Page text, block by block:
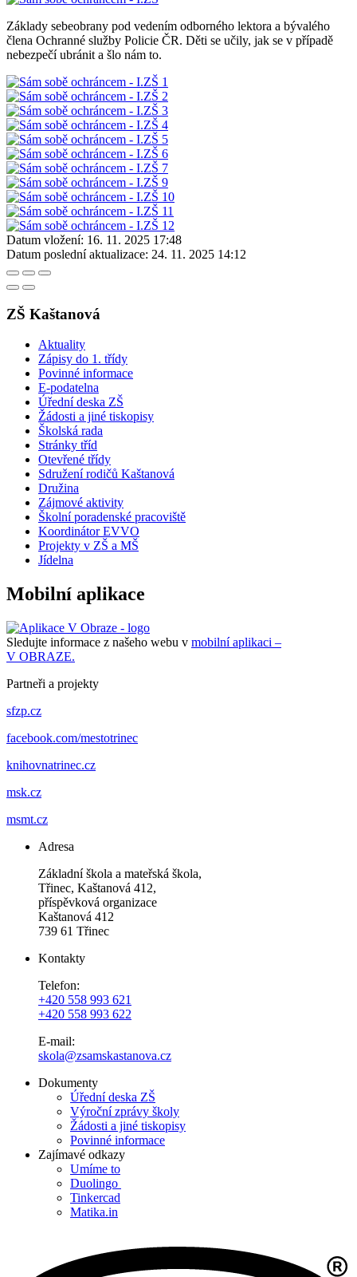
Základy sebeobrany pod vedením odborného lektora a bývalého
člena Ochranné služby Policie ČR. Děti se učily, jak se v případě
nebezpečí ubránit a šlo nám to.
Datum vložení: 16. 11. 2025 17:48
Datum poslední aktualizace: 24. 11. 2025 14:12
ZŠ Kaštanová
Aktuality
Zápisy do 1. třídy
Povinné informace
E-podatelna
Úřední deska ZŠ
Žádosti a jiné tiskopisy
Školská rada
Stránky tříd
Otevřené třídy
Sdružení rodičů Kaštanová
Družina
Zájmové aktivity
Školní poradenské pracoviště
Koordinátor EVVO
Projekty v ZŠ a MŠ
Jídelna
Mobilní aplikace
Sledujte informace z našeho webu v mobilní aplikaci –
V OBRAZE.
Partneři a projekty
sfzp.cz
facebook.com/mestotrinec
knihovnatrinec.cz
msk.cz
msmt.cz
Adresa
Základní škola a mateřská škola,
Třinec, Kaštanová 412,
příspěvková organizace
Kaštanová 412
739 61 Třinec
Kontakty
Telefon:
+420 558 993 621
+420 558 993 622
E-mail:
skola@zsamskastanova.cz
Dokumenty
Úřední deska ZŠ
Výroční zprávy školy
Žádosti a jiné tiskopisy
Povinné informace
Zajímavé odkazy
Umíme to
Duolingo
Tinkercad
Matika.in